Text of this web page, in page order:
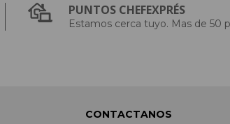
PUNTOS CHEFEXPRÉS
Estamos cerca tuyo. Mas de 50
CONTACTANOS